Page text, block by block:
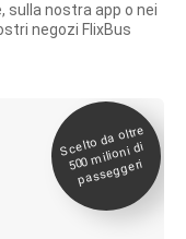
sulla nostra app o nei
negozi FlixBus
Scelto da oltre
500
milioni di
passeggeri